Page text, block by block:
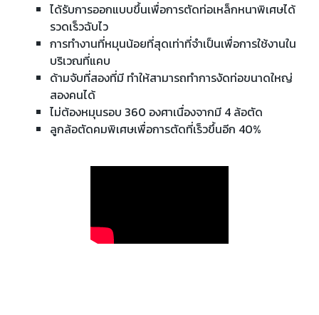
ได้รับการออกแบบขึ้นเพื่อการตัดท่อเหล็กหนาพิเศษได้
รวดเร็วฉับไว
การทำงานที่หมุนน้อยที่สุดเท่าที่จำเป็นเพื่อการใช้งานใน
บริเวณที่แคบ
ด้ามจับที่สองที่มี ทำให้สามารถทำการงัดท่อขนาดใหญ่
สองคนได้
ไม่ต้องหมุนรอบ 360 องศาเนื่องจากมี 4 ล้อตัด
ลูกล้อตัดคมพิเศษเพื่อการตัดที่เร็วขึ้นอีก 40%